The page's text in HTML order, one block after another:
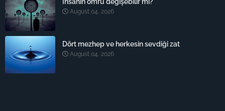
İnsanın ömrü değişebilir mi?
August 04, 2026
Dört mezhep ve herkesin sevdiği zat
August 04, 2026